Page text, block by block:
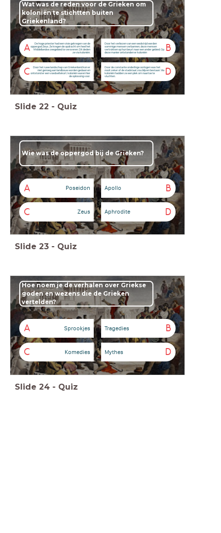
Wat was de reden voor de Grieken om
koloniën te stichtten buiten
Griekenland?
A De hoge priester had een visie gekregen van de
oppergod Zeus. Ze kregen de opdracht om heel het
Middellandse zeegebied te veroveren. Dit deden
ze via koloniën. B
Door het verliezen van een wedstrijd werden
sommige mensen verbannen, deze mensen
vertrokken op hun beurt naar een ander gebied. Op
deze manier ontstonden er koloniën
C Door het ruwe landschap van Griekenland kon er
niet genoeg aan landbouw worden gedaan en
ontstond er een voedseltekort. koloniën waren hier
de oplossing voor. D
Door de constante onderlinge oorlogen was het
nooit zeker of de stadstaat zou blijven bestaan. Via
koloniën hadden ze een plek om naartoe te
vluchten.
Slide 22 - Quiz
Wie was de oppergod bij de Grieken?
A Poseidon B
Apollo
C Zeus D
Aphrodite
Slide 23 - Quiz
Hoe noem je de verhalen over Griekse
goden en wezens die de Grieken
vertelden?
A Sprookjes B
Tragedies
C Komedies D
Mythes
Slide 24 - Quiz